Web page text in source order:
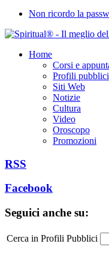
Non ricordo la
Home
Corsi e
Profili pubblici
Siti Web
Notizie
Cultura
Video
Oroscopo
Promozioni
RSS
Facebook
Seguici anche su:
Cerca in Profili Pubblici